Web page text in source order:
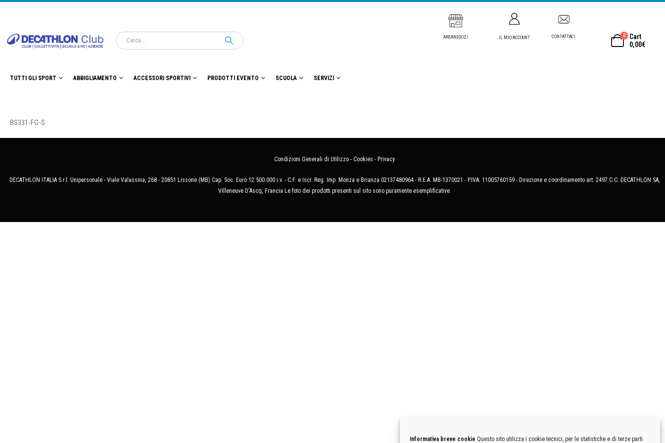
Informativa breve cookie Questo sito utilizza i cookie tecnici, per le statistiche e di terze parti.
AREANEGOZI IL MIO ACCOUNT CONTATTACI 0
Cart
0,00€
TUTTI GLI SPORT ABBIGLIAMENTO ACCESSORI SPORTIVI PRODOTTI EVENTO SCUOLA SERVIZI
BS331-FG-S
Condizioni Generali di Utilizzo - Cookies - Privacy
DECATHLON ITALIA S.r.l. Unipersonale - Viale Valassina, 268 - 20851 Lissone (MB) Cap. Soc. Euro 12.500.000 i.v. - C.F. e Iscr. Reg. Imp. Monza e Brianza 02137480964 - R.E.A. MB-1370021 - P.IVA. 11005760159 - Direzione e coordinamento art. 2497 C.C. DECATHLON SA,
Villeneuve D'Ascq, Francia Le foto dei prodotti presenti sul sito sono puramente esemplificative.